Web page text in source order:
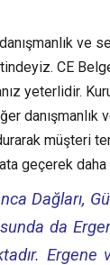
ve
CE
yeterlidir.
müşteri
geçerek
Dağları,
da
Ergene